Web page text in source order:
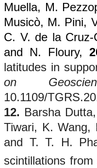
Muella, M.
Musicò, M. Pini,
C. V. de la
and N. Floury,
latitudes in
on
10.1109/
12. Barsha
Tiwari, K. Wang,
and T. T. H.
scintillations